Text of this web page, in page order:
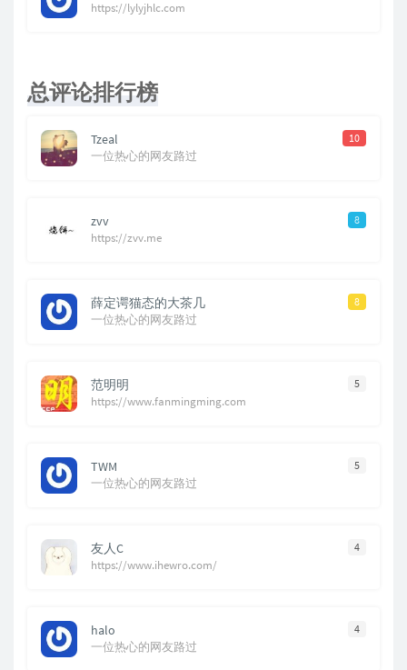
https://lylyjhlc.com
总评论排行榜
10
Tzeal
一位热心的网友路过
8
zvv
https://zvv.me
8
薛定谔猫态的大茶几
一位热心的网友路过
5
范明明
https://www.fanmingming.com
5
TWM
一位热心的网友路过
4
友人C
https://www.ihewro.com/
4
halo
一位热心的网友路过